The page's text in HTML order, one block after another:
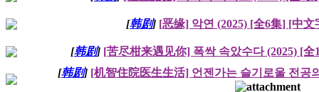
[韩剧] [恶缘] 악연 (2025) [全6集] [中文
[韩剧] [苦尽柑来遇见你] 폭싹 속았수다 (2025) [
[韩剧] [机智住院医生生活] 언젠가는 슬기로울 전공